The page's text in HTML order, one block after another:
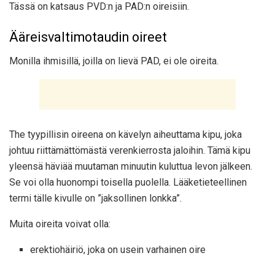
Tässä on katsaus PVD:n ja PAD:n oireisiin.
Ääreisvaltimotaudin oireet
Monilla ihmisillä, joilla on lievä PAD, ei ole oireita.
The tyypillisin oireena on kävelyn aiheuttama kipu, joka
johtuu riittämättömästä verenkierrosta jaloihin. Tämä kipu
yleensä häviää muutaman minuutin kuluttua levon jälkeen.
Se voi olla huonompi toisella puolella. Lääketieteellinen
termi tälle kivulle on ”jaksollinen lonkka”.
Muita oireita voivat olla:
erektiohäiriö, joka onusein varhainen oire